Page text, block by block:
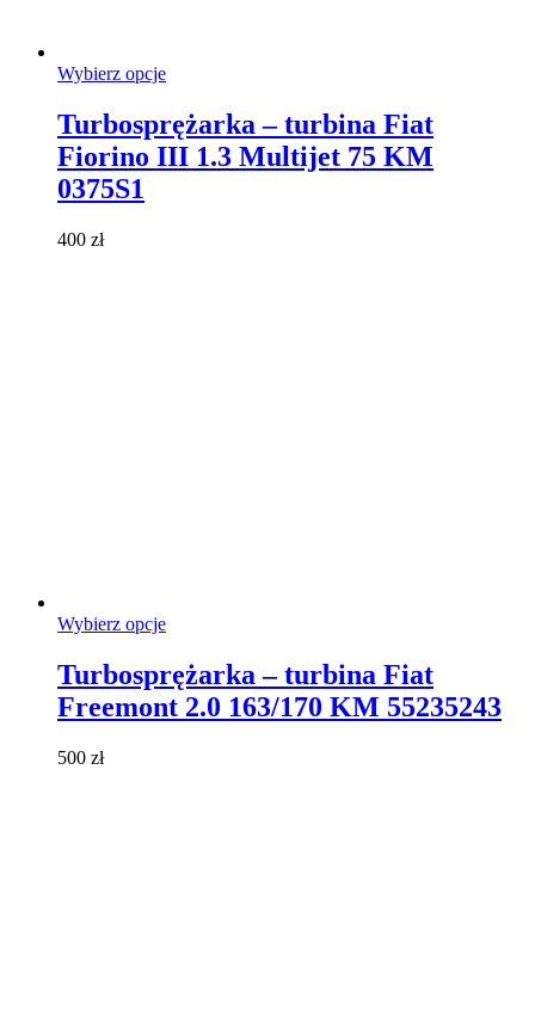
Wybierz opcjeTen
wiele
wariantów.
Turbosprężarka – turbina Fiat
Fiorino III 1.3 Multijet 75 KM
0375S1
400 zł
Wybierz opcjeTen
wiele
wariantów.
Turbosprężarka – turbina Fiat
Freemont 2.0 163/170 KM 55235243
500 zł